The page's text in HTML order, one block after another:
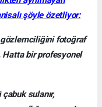
şöyle özetliyor:
gözlemciliğini fotoğraf
Hatta bir profesyonel
sulanır,